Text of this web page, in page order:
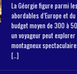
La Géorgie figure parmi
abordables d’Europe et
budget moyen de 300 à
un voyageur peut
montagneux
[…]